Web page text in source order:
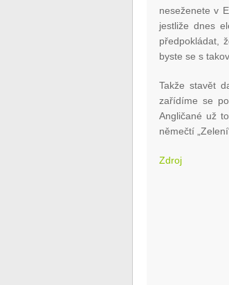
neseženete v
jestliže dnes
předpokládat,
byste se s
Takže stavět
zařídíme se
Angličané už
němečtí
Zdroj